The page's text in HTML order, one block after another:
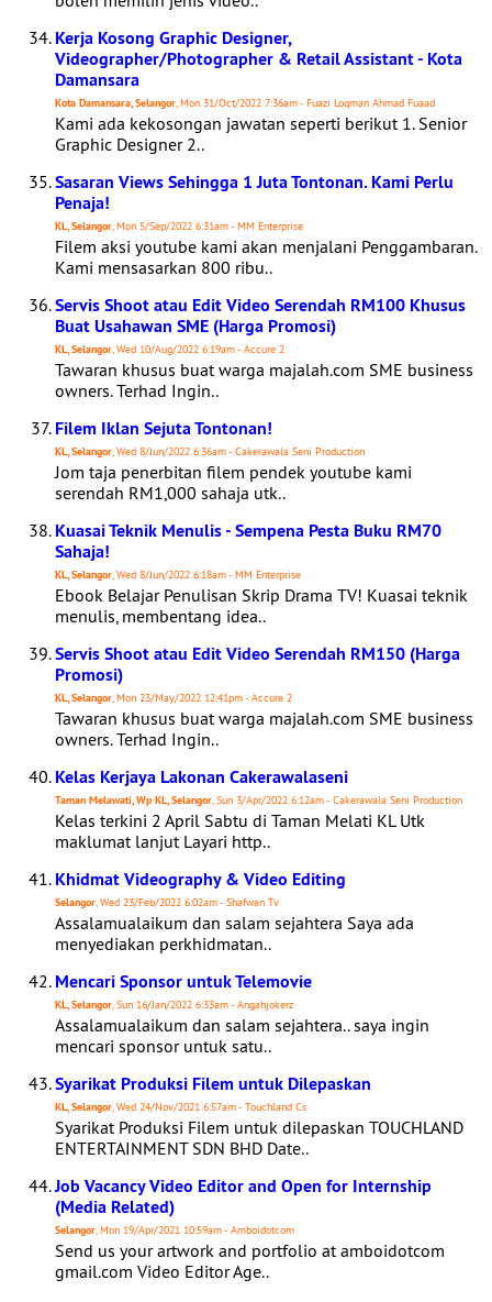
Kerja Kosong Graphic Designer,
Videographer/Photographer & Retail Assistant - Kota
Damansara
Kota Damansara, Selangor, Mon 31/Oct/2022 7:36am - Fuazi Loqman Ahmad Fuaad
Kami ada kekosongan jawatan seperti berikut 1. Senior
Graphic Designer 2..
Sasaran Views Sehingga 1 Juta Tontonan. Kami Perlu
Penaja!
KL, Selangor, Mon 5/Sep/2022 6:31am - MM Enterprise
Filem aksi youtube kami akan menjalani Penggambaran.
Kami mensasarkan 800 ribu..
Servis Shoot atau Edit Video Serendah RM100 Khusus
Buat Usahawan SME (Harga Promosi)
KL, Selangor, Wed 10/Aug/2022 6:19am - Accure 2
Tawaran khusus buat warga majalah.com SME business
owners. Terhad Ingin..
Filem Iklan Sejuta Tontonan!
KL, Selangor, Wed 8/Jun/2022 6:36am - Cakerawala Seni Production
Jom taja penerbitan filem pendek youtube kami
serendah RM1,000 sahaja utk..
Kuasai Teknik Menulis - Sempena Pesta Buku RM70
Sahaja!
KL, Selangor, Wed 8/Jun/2022 6:18am - MM Enterprise
Ebook Belajar Penulisan Skrip Drama TV! Kuasai teknik
menulis, membentang idea..
Servis Shoot atau Edit Video Serendah RM150 (Harga
Promosi)
KL, Selangor, Mon 23/May/2022 12:41pm - Accure 2
Tawaran khusus buat warga majalah.com SME business
owners. Terhad Ingin..
Kelas Kerjaya Lakonan Cakerawalaseni
Taman Melawati, Wp KL, Selangor, Sun 3/Apr/2022 6:12am - Cakerawala Seni Production
Kelas terkini 2 April Sabtu di Taman Melati KL Utk
maklumat lanjut Layari http..
Khidmat Videography & Video Editing
Selangor, Wed 23/Feb/2022 6:02am - Shafwan Tv
Assalamualaikum dan salam sejahtera Saya ada
menyediakan perkhidmatan..
Mencari Sponsor untuk Telemovie
KL, Selangor, Sun 16/Jan/2022 6:33am - Angahjokerz
Assalamualaikum dan salam sejahtera.. saya ingin
mencari sponsor untuk satu..
Syarikat Produksi Filem untuk Dilepaskan
KL, Selangor, Wed 24/Nov/2021 6:57am - Touchland Cs
Syarikat Produksi Filem untuk dilepaskan TOUCHLAND
ENTERTAINMENT SDN BHD Date..
Job Vacancy Video Editor and Open for Internship
(Media Related)
Selangor, Mon 19/Apr/2021 10:59am - Amboidotcom
Send us your artwork and portfolio at amboidotcom
gmail.com Video Editor Age..